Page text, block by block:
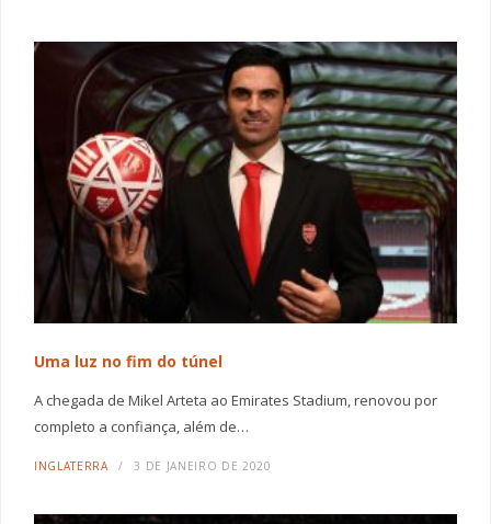
Uma luz no fim do túnel
A chegada de Mikel Arteta ao Emirates Stadium, renovou por
completo a confiança, além de…
INGLATERRA 3 DE JANEIRO DE 2020